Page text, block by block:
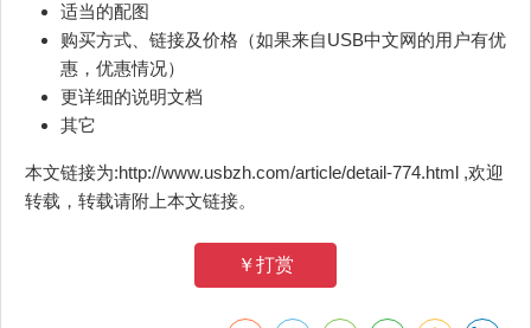
适当的配图
购买方式、链接及价格（如果来自USB中文网的用户有优
惠，优惠情况）
更详细的说明文档
其它
本文链接为:http://www.usbzh.com/article/detail-774.html ,欢迎
转载，转载请附上本文链接。
￥打赏